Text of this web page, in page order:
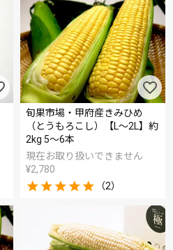
旬果市場・甲府産きみひめ
（とうもろこし）【L～2L】約
2kg 5～6本
現在お取り扱いできません
¥2,780
（2）